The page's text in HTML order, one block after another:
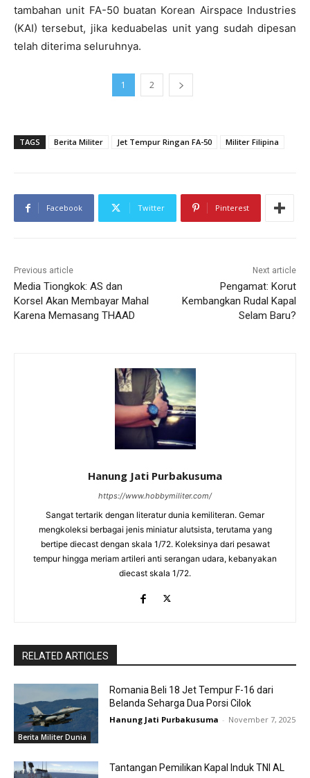
tambahan unit FA-50 buatan Korean Airspace Industries
(KAI) tersebut, jika keduabelas unit yang sudah dipesan
telah diterima seluruhnya.
1 2
TAGS Berita Militer Jet Tempur Ringan FA-50 Militer Filipina
Facebook Twitter Pinterest
Previous article
Media Tiongkok: AS dan
Korsel Akan Membayar Mahal
Karena Memasang THAAD
Next article
Pengamat: Korut
Kembangkan Rudal Kapal
Selam Baru?
Hanung Jati Purbakusuma
https://www.hobbymiliter.com/
Sangat tertarik dengan literatur dunia kemiliteran. Gemar
mengkoleksi berbagai jenis miniatur alutsista, terutama yang
bertipe diecast dengan skala 1/72. Koleksinya dari pesawat
tempur hingga meriam artileri anti serangan udara, kebanyakan
diecast skala 1/72.
RELATED ARTICLES
Berita Militer Dunia
Romania Beli 18 Jet Tempur F-16 dari
Belanda Seharga Dua Porsi Cilok
Hanung Jati Purbakusuma - November 7, 2025
Tantangan Pemilikan Kapal Induk TNI AL